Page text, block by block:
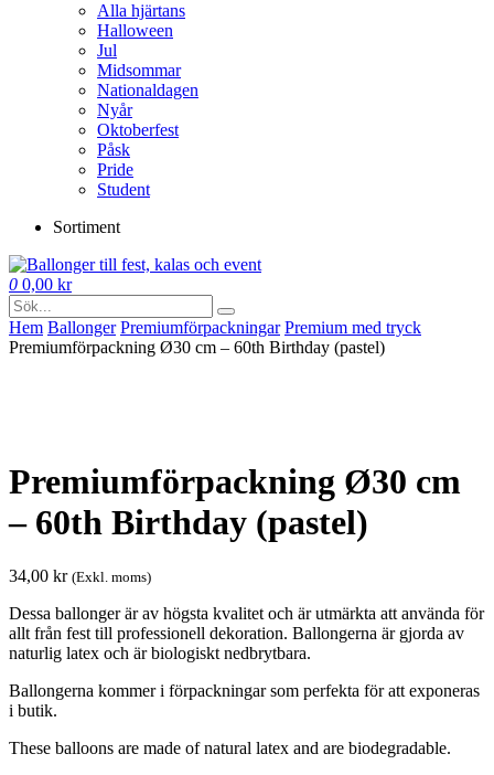
Alla hjärtans
Halloween
Jul
Midsommar
Nationaldagen
Nyår
Oktoberfest
Påsk
Pride
Student
Sortiment
0 0,00 kr
Hem Ballonger Premium­förpackningar Premium med tryck
Premiumförpackning Ø30 cm – 60th Birthday (pastel)
Premiumförpackning Ø30 cm
– 60th Birthday (pastel)
34,00 kr (Exkl. moms)
Dessa ballonger är av högsta kvalitet och är utmärkta att använda för
allt från fest till professionell dekoration. Ballongerna är gjorda av
naturlig latex och är biologiskt nedbrytbara.
Ballongerna kommer i förpackningar som perfekta för att exponeras
i butik.
These balloons are made of natural latex and are biodegradable.